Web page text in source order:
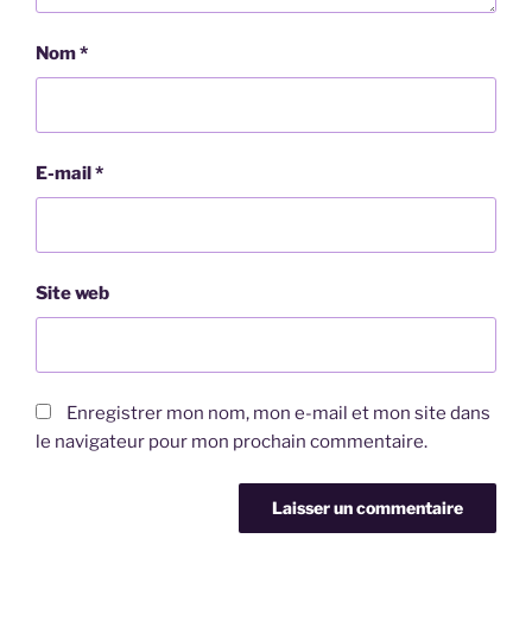
Nom*
E-mail*
Site web
Enregistrer mon nom, mon e-mail et mon site dans
le navigateur pour mon prochain commentaire.